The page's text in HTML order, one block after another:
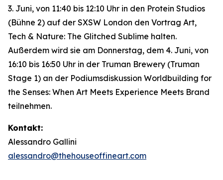
3. Juni, von 11:40 bis 12:10 Uhr in den Protein Studios
(Bühne 2) auf der SXSW London den Vortrag Art,
Tech & Nature: The Glitched Sublime halten.
Außerdem wird sie am Donnerstag, dem 4. Juni, von
16:10 bis 16:50 Uhr in der Truman Brewery (Truman
Stage 1) an der Podiumsdiskussion Worldbuilding for
the Senses: When Art Meets Experience Meets Brand
teilnehmen.
Kontakt:
Alessandro Gallini
alessandro@thehouseoffineart.com